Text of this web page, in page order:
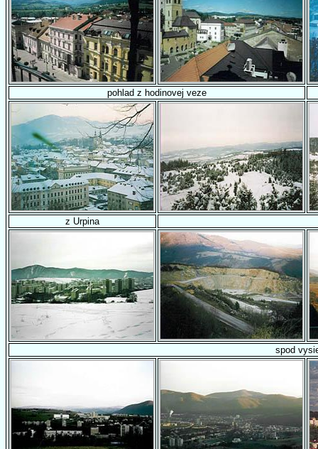
pohlad z hodinovej veze
z Urpina
spod